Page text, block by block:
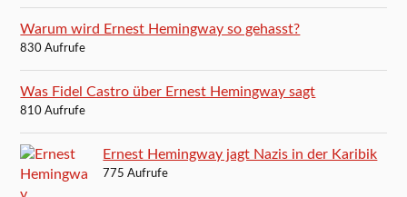
Warum wird Ernest Hemingway so gehasst?
830 Aufrufe
Was Fidel Castro über Ernest Hemingway sagt
810 Aufrufe
Ernest Hemingway jagt Nazis in der Karibik
775 Aufrufe